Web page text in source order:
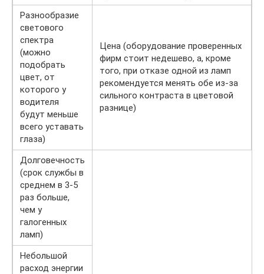
Разнообразие
светового
спектра
(можно
подобрать
цвет, от
которого у
водителя
будут меньше
всего уставать
глаза)
Цена (оборудование проверенных
фирм стоит недешево, а, кроме
того, при отказе одной из ламп
рекомендуется менять обе из-за
сильного контраста в цветовой
разнице)
Долговечность
(срок службы в
среднем в 3-5
раз больше,
чем у
галогенных
ламп)
Небольшой
расход энергии